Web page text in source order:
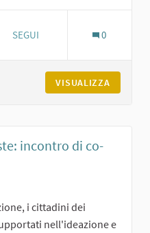
3 SOSTENITORI
SEGUI 0
VISUALIZZA
incontro di co-
i cittadini dei
nell'ideazione e